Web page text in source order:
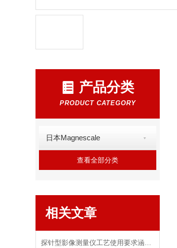
产品分类
PRODUCT CATEGORY
日本Magnescale
查看全部分类
相关文章